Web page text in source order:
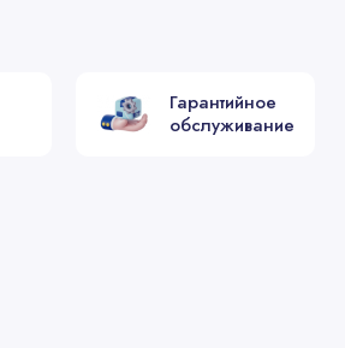
Гарантийное
обслуживание